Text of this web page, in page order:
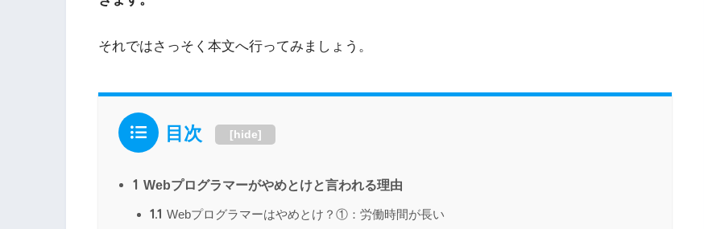
それではさっそく本文へ行ってみましょう。
目次 [hide]
1 Webプログラマーがやめとけと言われる理由
1.1 Webプログラマーはやめとけ？①：労働時間が長い